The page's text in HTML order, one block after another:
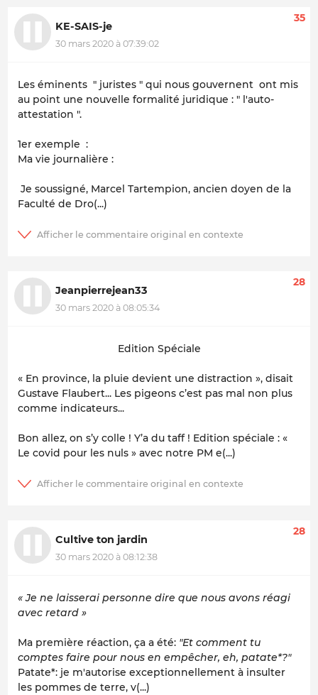
KE-SAIS-je
30 mars 2020 à 07:39:02
35
Les éminents " juristes " qui nous gouvernent ont mis
au point une nouvelle formalité juridique : " l'auto-
attestation ".
1er exemple :
Ma vie journalière :
Je soussigné, Marcel Tartempion, ancien doyen de la
Faculté de Dro(...)
Jeanpierrejean33
30 mars 2020 à 08:05:34
28
Edition Spéciale
« En province, la pluie devient une distraction », disait
Gustave Flaubert... Les pigeons c’est pas mal non plus
comme indicateurs...
Bon allez, on s’y colle ! Y’a du taff ! Edition spéciale : «
Le covid pour les nuls » avec notre PM e(...)
Cultive ton jardin
30 mars 2020 à 08:12:38
28
« Je ne laisserai personne dire que nous avons réagi
avec retard »
Ma première réaction, ça a été: "Et comment tu
comptes faire pour nous en empêcher, eh, patate*?"
Patate*: je m'autorise exceptionnellement à insulter
les pommes de terre, v(...)